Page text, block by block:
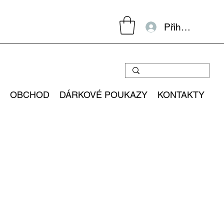
Přihlásit se
OBCHOD DÁRKOVÉ POUKAZY KONTAKTY